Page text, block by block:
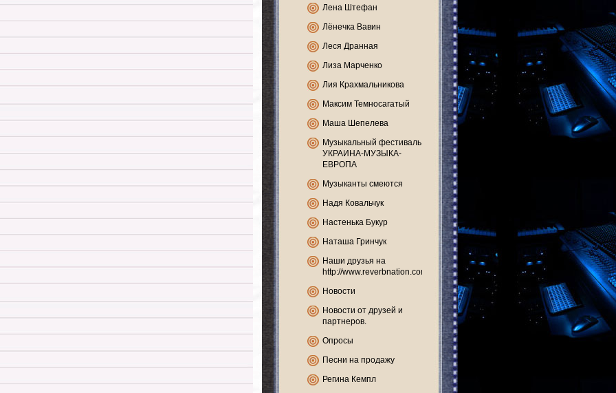
Лена Штефан
Лёнечка Вавин
Леся Дранная
Лиза Марченко
Лия Крахмальникова
Максим Темносагатый
Маша Шепелева
Музыкальный фестиваль
УКРАИНА-МУЗЫКА-
ЕВРОПА
Музыканты смеются
Надя Ковальчук
Настенька Букур
Наташа Гринчук
Наши друзья на
http://www.reverbnation.com
Новости
Новости от друзей и
партнеров.
Опросы
Песни на продажу
Регина Кемпл